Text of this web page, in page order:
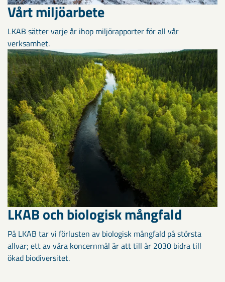
Vårt miljöarbete
LKAB sätter varje år ihop miljörapporter för all vår
verksamhet.
LKAB och biologisk mångfald
På LKAB tar vi förlusten av biologisk mångfald på största
allvar; ett av våra koncernmål är att till år 2030 bidra till
ökad biodiversitet.